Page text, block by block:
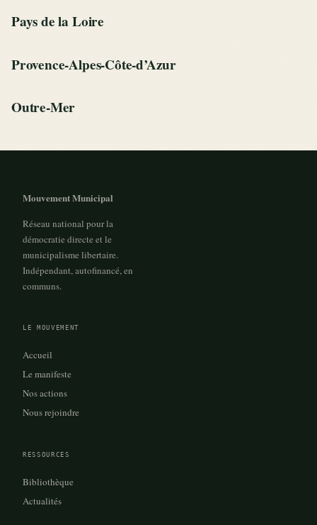
Pays de la Loire
Provence-Alpes-Côte-d’Azur
Outre-Mer
Mouvement Municipal
Réseau national pour la
démocratie directe et le
municipalisme libertaire.
Indépendant, autofinancé, en
communs.
LE MOUVEMENT
Accueil
Le manifeste
Nos actions
Nous rejoindre
RESSOURCES
Bibliothèque
Actualités